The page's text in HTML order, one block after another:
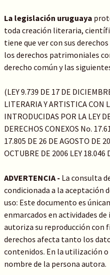
La legislación uruguaya
toda creación literaria,
tiene que ver con sus
los derechos patrimoniales
derecho común y las
(LEY 9.739 DE 17 DE
LITERARIA Y ARTISTICA CON
INTRODUCIDAS POR LA LEY
DERECHOS CONEXOS No.
17.805 DE 26 DE AGOSTO DE
OCTUBRE DE 2006 LEY 18.046
ADVERTENCIA - La consulta
condicionada a la aceptación
uso: Este documento es
enmarcados en actividades
autoriza su reproducción con
derechos afecta tanto los
contenidos. En la utilización
nombre de la persona autora.